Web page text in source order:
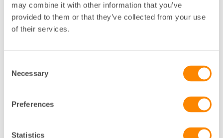
may combine it with other information that you’ve
provided to them or that they’ve collected from your use
of their services.
Selection
Necessary
Preferences
Statistics
Att vara samhällsbyggare innebär också att du som
bolag ibland måste lyfta blicken och se utmaningarna
bortom din kärnverk­samhet. På LW Fastigheter pratar
engagemang med minskad miljöpåverkan och ökad
lönsamhet? Jo, kalkylen är faktiskt ganska enkel att
perspektivet för att förstå den reella vinsten menar
Caroline:
– När du fattar hur en räkneskola för barn i utsatta